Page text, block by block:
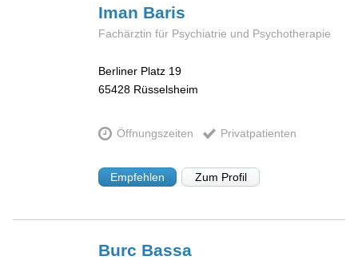
Iman Baris
Fachärztin für Psychiatrie und Psychotherapie
Berliner Platz 19
65428 Rüsselsheim
Öffnungszeiten Privatpatienten
Empfehlen Zum Profil
Burc Bassa